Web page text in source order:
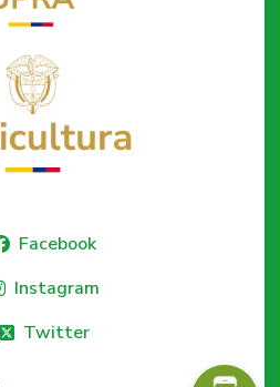
Facebook
Instagram
Twitter